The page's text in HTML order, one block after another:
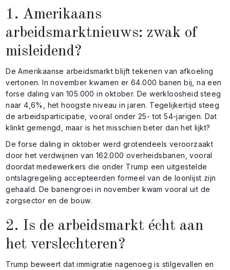
1. Amerikaans
arbeidsmarktnieuws: zwak of
misleidend?
De Amerikaanse arbeidsmarkt blijft tekenen van afkoeling
vertonen. In november kwamen er 64.000 banen bij, na een
forse daling van 105.000 in oktober. De werkloosheid steeg
naar 4,6%, het hoogste niveau in jaren. Tegelijkertijd steeg
de arbeidsparticipatie, vooral onder 25- tot 54-jarigen. Dat
klinkt gemengd, maar is het misschien beter dan het lijkt?
De forse daling in oktober werd grotendeels veroorzaakt
door het verdwijnen van 162.000 overheidsbanen, vooral
doordat medewerkers die onder Trump een uitgestelde
ontslagregeling accepteerden formeel van de loonlijst zijn
gehaald. De banengroei in november kwam vooral uit de
zorgsector en de bouw.
2. Is de arbeidsmarkt écht aan
het verslechteren?
Trump beweert dat immigratie nagenoeg is stilgevallen en